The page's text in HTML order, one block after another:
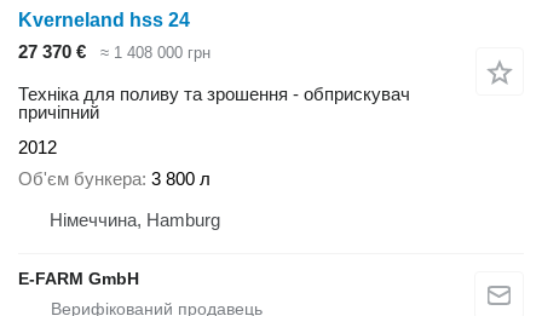
Kverneland hss 24
27 370 €
≈ 1 408 000 грн
Техніка для поливу та зрошення - обприскувач
причіпний
2012
Об'єм бункера 3 800 л
Німеччина, Hamburg
E-FARM GmbH